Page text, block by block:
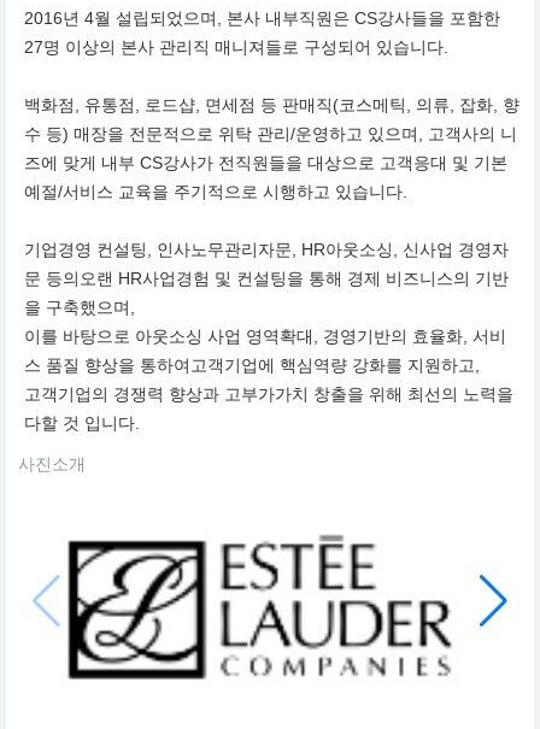
2016년 4월 설립되었으며, 본사 내부직원은 CS강사들을 포함한
27명 이상의 본사 관리직 매니져들로 구성되어 있습니다.
백화점, 유통점, 로드샵, 면세점 등 판매직(코스메틱, 의류, 잡화, 향
수 등) 매장을 전문적으로 위탁 관리/운영하고 있으며, 고객사의 니
즈에 맞게 내부 CS강사가 전직원들을 대상으로 고객응대 및 기본
예절/서비스 교육을 주기적으로 시행하고 있습니다.
기업경영 컨설팅, 인사노무관리자문, HR아웃소싱, 신사업 경영자
문 등의오랜 HR사업경험 및 컨설팅을 통해 경제 비즈니스의 기반
을 구축했으며,
이를 바탕으로 아웃소싱 사업 영역확대, 경영기반의 효율화, 서비
스 품질 향상을 통하여고객기업에 핵심역량 강화를 지원하고,
고객기업의 경쟁력 향상과 고부가가치 창출을 위해 최선의 노력을
다할 것 입니다.
사진소개